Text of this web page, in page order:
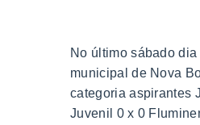
No último sábado
municipal de Nova
categoria aspirantes
Juvenil 0 x 0